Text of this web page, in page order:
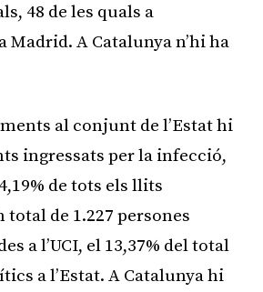
48 de les quals a
Madrid. A Catalunya n’hi ha
al conjunt de l’Estat hi
ingressats per la infecció,
de tots els llits
total de 1.227 persones
a l’UCI, el 13,37% del total
a l’Estat. A Catalunya hi